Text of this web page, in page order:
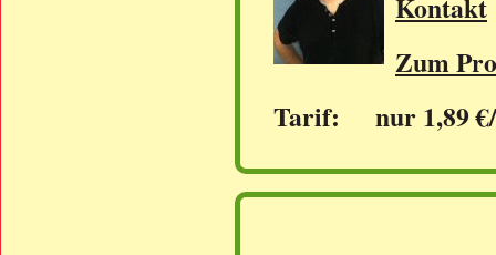
Zum
Tarif: nur 1,89